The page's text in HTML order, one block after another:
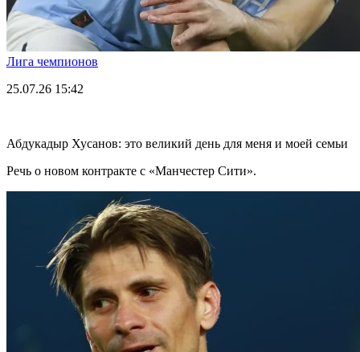
Лига чемпионов
25.07.26 15:42
Абдукадыр Хусанов: это великий день для меня и моей семьи
Речь о новом контракте с «Манчестер Сити».